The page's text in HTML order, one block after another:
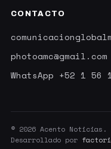
CONTACTO
photoamc@gmail.com
WhatsApp +52 1 56
© 2026 Acento Noticias.
Desarrollado por